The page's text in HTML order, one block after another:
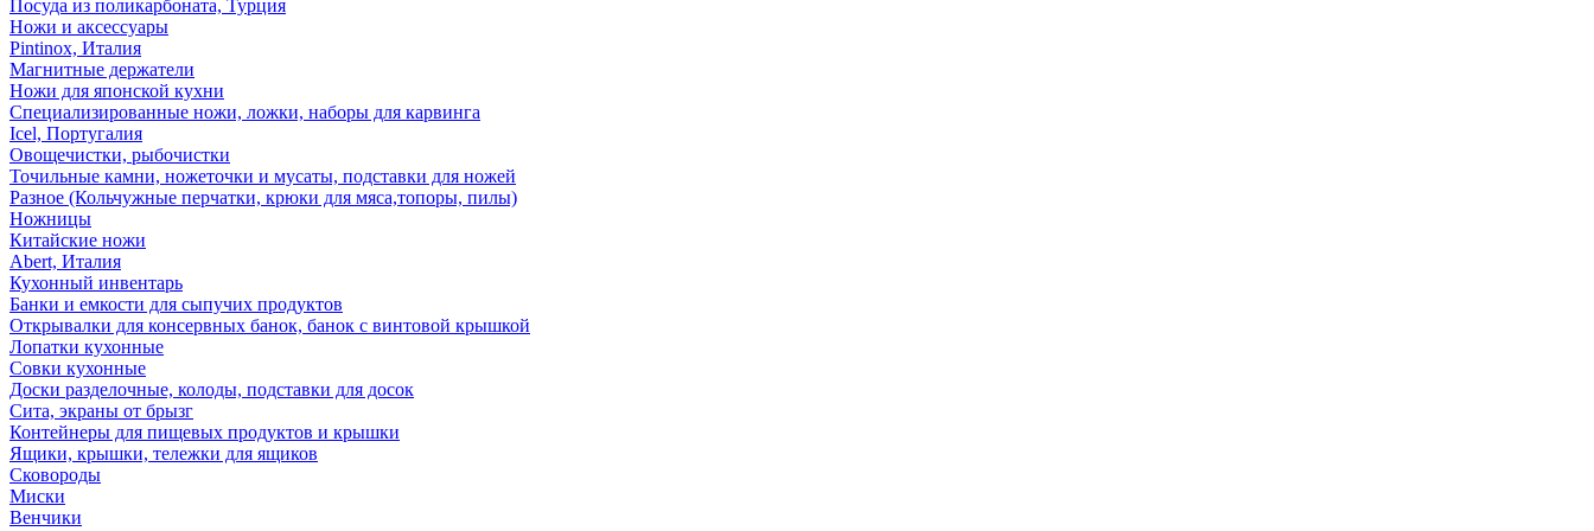
Посуда из поликарбоната, Турция
Ножи и аксессуары
Pintinox, Италия
Магнитные держатели
Ножи для японской кухни
Специализированные ножи, ложки, наборы для карвинга
Icel, Португалия
Овощечистки, рыбочистки
Точильные камни, ножеточки и мусаты, подставки для ножей
Разное (Кольчужные перчатки, крюки для мяса,топоры, пилы)
Ножницы
Китайские ножи
Abert, Италия
Кухонный инвентарь
Банки и емкости для сыпучих продуктов
Открывалки для консервных банок, банок с винтовой крышкой
Лопатки кухонные
Совки кухонные
Доски разделочные, колоды, подставки для досок
Сита, экраны от брызг
Контейнеры для пищевых продуктов и крышки
Ящики, крышки, тележки для ящиков
Сковороды
Миски
Венчики